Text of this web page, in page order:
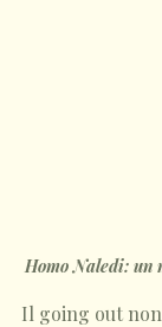
Homo Naledi: un
Il going out